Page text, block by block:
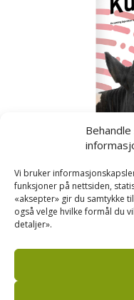
Vi bruker
funksjoner på nettsiden,
«aksepter» gir du samtykke
også velge hvilke formål du
detaljer».Kusignal